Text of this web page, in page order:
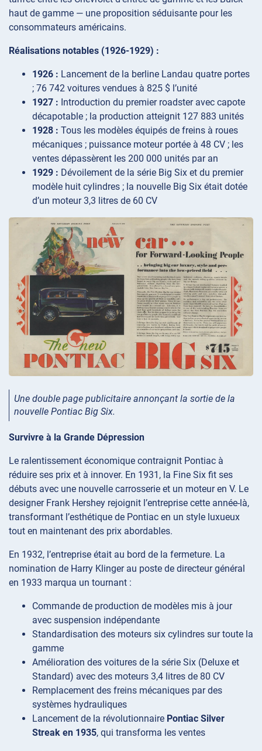
haut de gamme — une proposition séduisante pour les
consommateurs américains.
Réalisations notables (1926-1929) :
1926 : Lancement de la berline Landau quatre portes
; 76 742 voitures vendues à 825 $ l’unité
1927 : Introduction du premier roadster avec capote
décapotable ; la production atteignit 127 883 unités
1928 : Tous les modèles équipés de freins à roues
mécaniques ; puissance moteur portée à 48 CV ; les
ventes dépassèrent les 200 000 unités par an
1929 : Dévoilement de la série Big Six et du premier
modèle huit cylindres ; la nouvelle Big Six était dotée
d’un moteur 3,3 litres de 60 CV
Une double page publicitaire annonçant la sortie de la
nouvelle Pontiac Big Six.
Survivre à la Grande Dépression
Le ralentissement économique contraignit Pontiac à
réduire ses prix et à innover. En 1931, la Fine Six fit ses
débuts avec une nouvelle carrosserie et un moteur en V. Le
designer Frank Hershey rejoignit l’entreprise cette année-là,
transformant l’esthétique de Pontiac en un style luxueux
tout en maintenant des prix abordables.
En 1932, l’entreprise était au bord de la fermeture. La
nomination de Harry Klinger au poste de directeur général
en 1933 marqua un tournant :
Commande de production de modèles mis à jour
avec suspension indépendante
Standardisation des moteurs six cylindres sur toute la
gamme
Amélioration des voitures de la série Six (Deluxe et
Standard) avec des moteurs 3,4 litres de 80 CV
Remplacement des freins mécaniques par des
systèmes hydrauliques
Lancement de la révolutionnaire Pontiac Silver
Streak en 1935, qui transforma les ventes